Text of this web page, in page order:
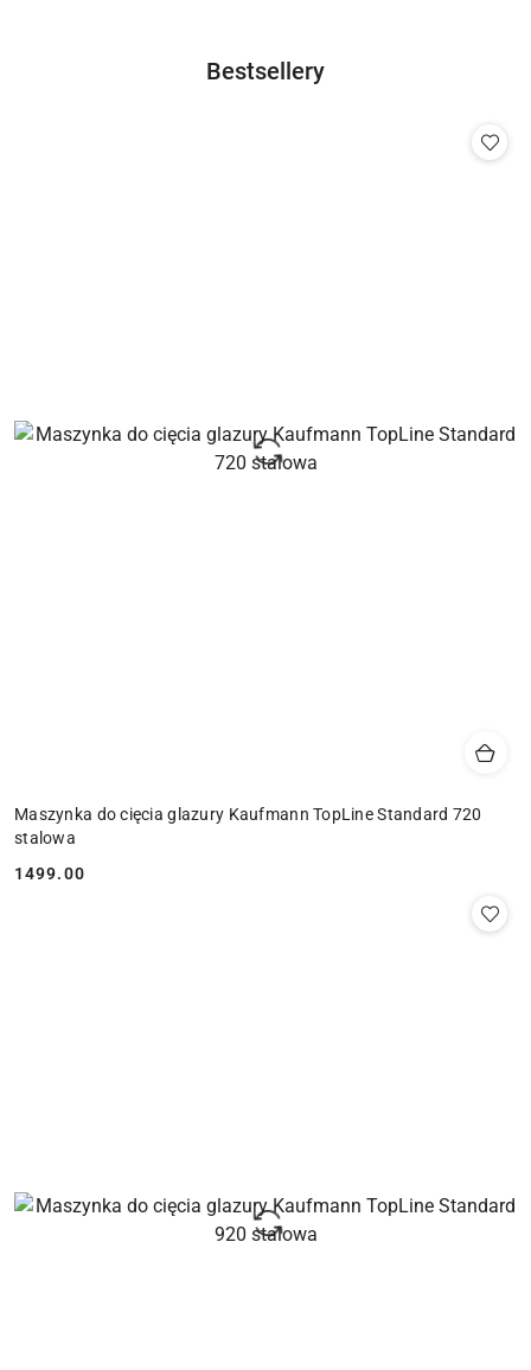
Pomiń karuzelę produktów
Produkty
Bestsellery
Maszynka do cięcia glazury Kaufmann TopLine Standard 720
stalowa
Cena:
1499.00